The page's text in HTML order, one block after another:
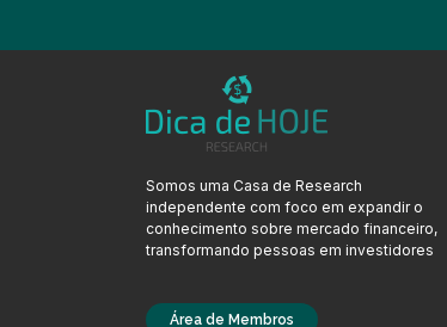
Somos uma Casa de Research
independente com foco em expandir o
conhecimento sobre mercado financeiro,
transformando pessoas em investidores
Área de Membros